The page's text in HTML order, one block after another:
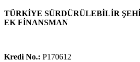
TÜRKİYE SÜRDÜRÜLEBİLİR
EK FİNANSMAN
Kredi No.: P170612